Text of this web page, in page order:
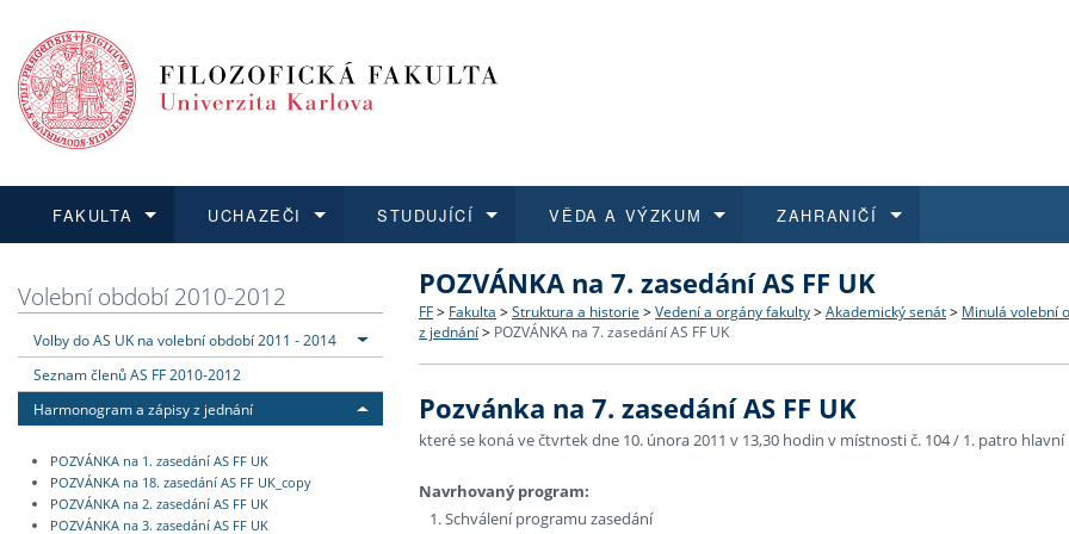
FAKULTA
Dozvědět se více
Struktura a historie
Podpora a benefity pro zaměstnance
Fakultní školy FF UK
UCHAZEČI
Podat přihlášku
Co studovat a jak se přihlásit
Informace k průběhu přijímaček
STUDUJÍCÍ
Dozvědět se více
Bakalářské a magisterské studium
Rigorózní řízení
VĚDA A VÝZKUM
Dozvědět se více
O vědě a výzkumu na FF UK
Granty a projekty
ZAHRANIČÍ
Dozvědět se více
Aktuální nabídky a výběrová řízení
Přijíždějící studenti
Volební období 2010-2012
Volby do AS UK na volební období 2011 - 2014
Seznam členů AS FF 2010-2012
Harmonogram a zápisy z jednání
POZVÁNKA na 1. zasedání AS FF UK
POZVÁNKA na 18. zasedání AS FF UK_copy
POZVÁNKA na 2. zasedání AS FF UK
POZVÁNKA na 3. zasedání AS FF UK
POZVÁNKA na 7. zasedání AS FF UK
FF > Fakulta > Struktura a historie > Vedení a orgány fakulty > Akademický senát > Minulá volební
z jednání > POZVÁNKA na 7. zasedání AS FF UK
Pozvánka na 7. zasedání AS FF UK
které se koná ve čtvrtek dne 10. února 2011 v 13,30 hodin v místnosti č. 104 / 1. patro hlavní
Navrhovaný program:
Schválení programu zasedání